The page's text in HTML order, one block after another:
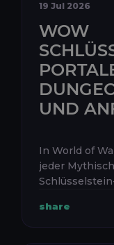
19 Jul 2026
WOW
UND
In World of
jeder
Mythisch+
share